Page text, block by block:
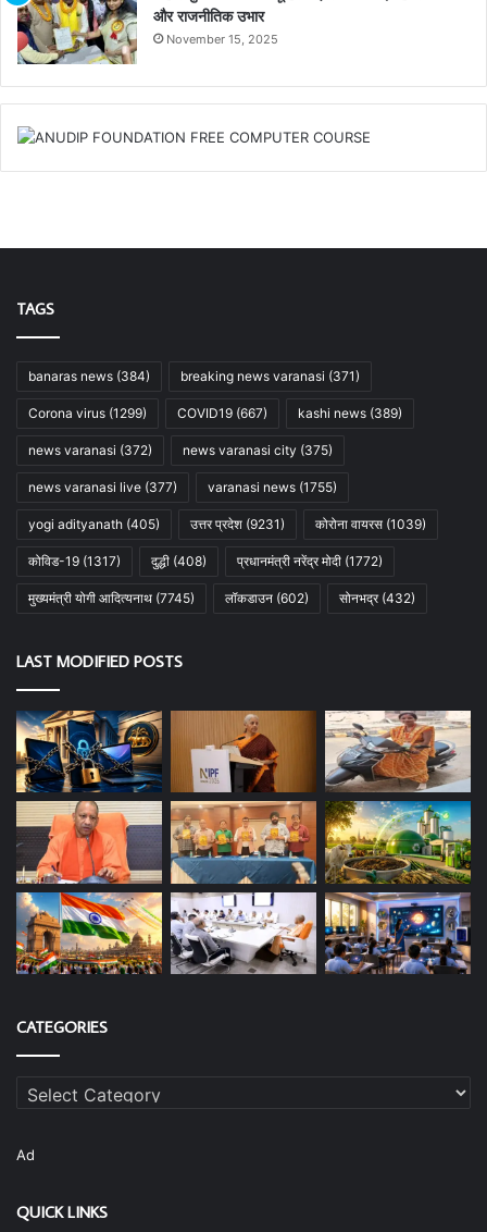
और राजनीतिक उभार
November 15, 2025
TAGS
banaras news (384) breaking news varanasi (371)
Corona virus (1299) COVID19 (667) kashi news (389)
news varanasi (372) news varanasi city (375)
news varanasi live (377) varanasi news (1755)
yogi adityanath (405) उत्तर प्रदेश (9231) कोरोना वायरस (1039)
कोविड-19 (1317) दुद्धी (408) प्रधानमंत्री नरेंद्र मोदी (1772)
मुख्यमंत्री योगी आदित्यनाथ (7745) लॉकडाउन (602) सोनभद्र(432)
LAST MODIFIED POSTS
CATEGORIES
Categories
Ad
QUICK LINKS